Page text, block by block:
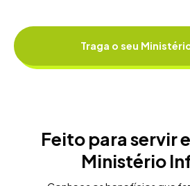
Traga o seu
Feito para servir
Ministério